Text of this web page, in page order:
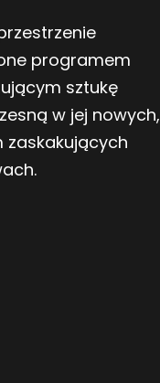
programem
sztukę
w jej nowych,
zaskakujących